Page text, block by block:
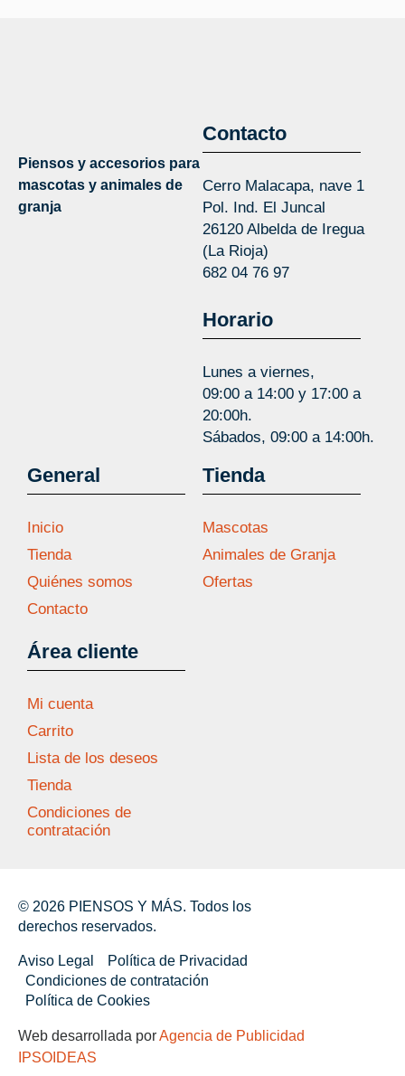
Piensos y accesorios para
mascotas y animales de
granja
Contacto
Cerro Malacapa, nave 1
Pol. Ind. El Juncal
26120 Albelda de Iregua
(La Rioja)
682 04 76 97
Horario
Lunes a viernes,
09:00 a 14:00 y 17:00 a
20:00h.
Sábados, 09:00 a 14:00h.
General
Inicio
Tienda
Quiénes somos
Contacto
Área cliente
Mi cuenta
Carrito
Lista de los deseos
Tienda
Condiciones de
contratación
Tienda
Mascotas
Animales de Granja
Ofertas
© 2026 PIENSOS Y MÁS. Todos los
derechos reservados.
Aviso Legal
Política de Privacidad
Condiciones de contratación
Política de Cookies
Web desarrollada porAgencia de Publicidad
IPSOIDEAS